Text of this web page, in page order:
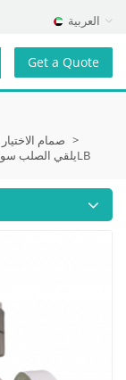
العربية
Get a Quote
صمام >
API 6D Nps 14 يلقي الصلب سوينغ فحص غطاء مسامير الغطاء 600LB